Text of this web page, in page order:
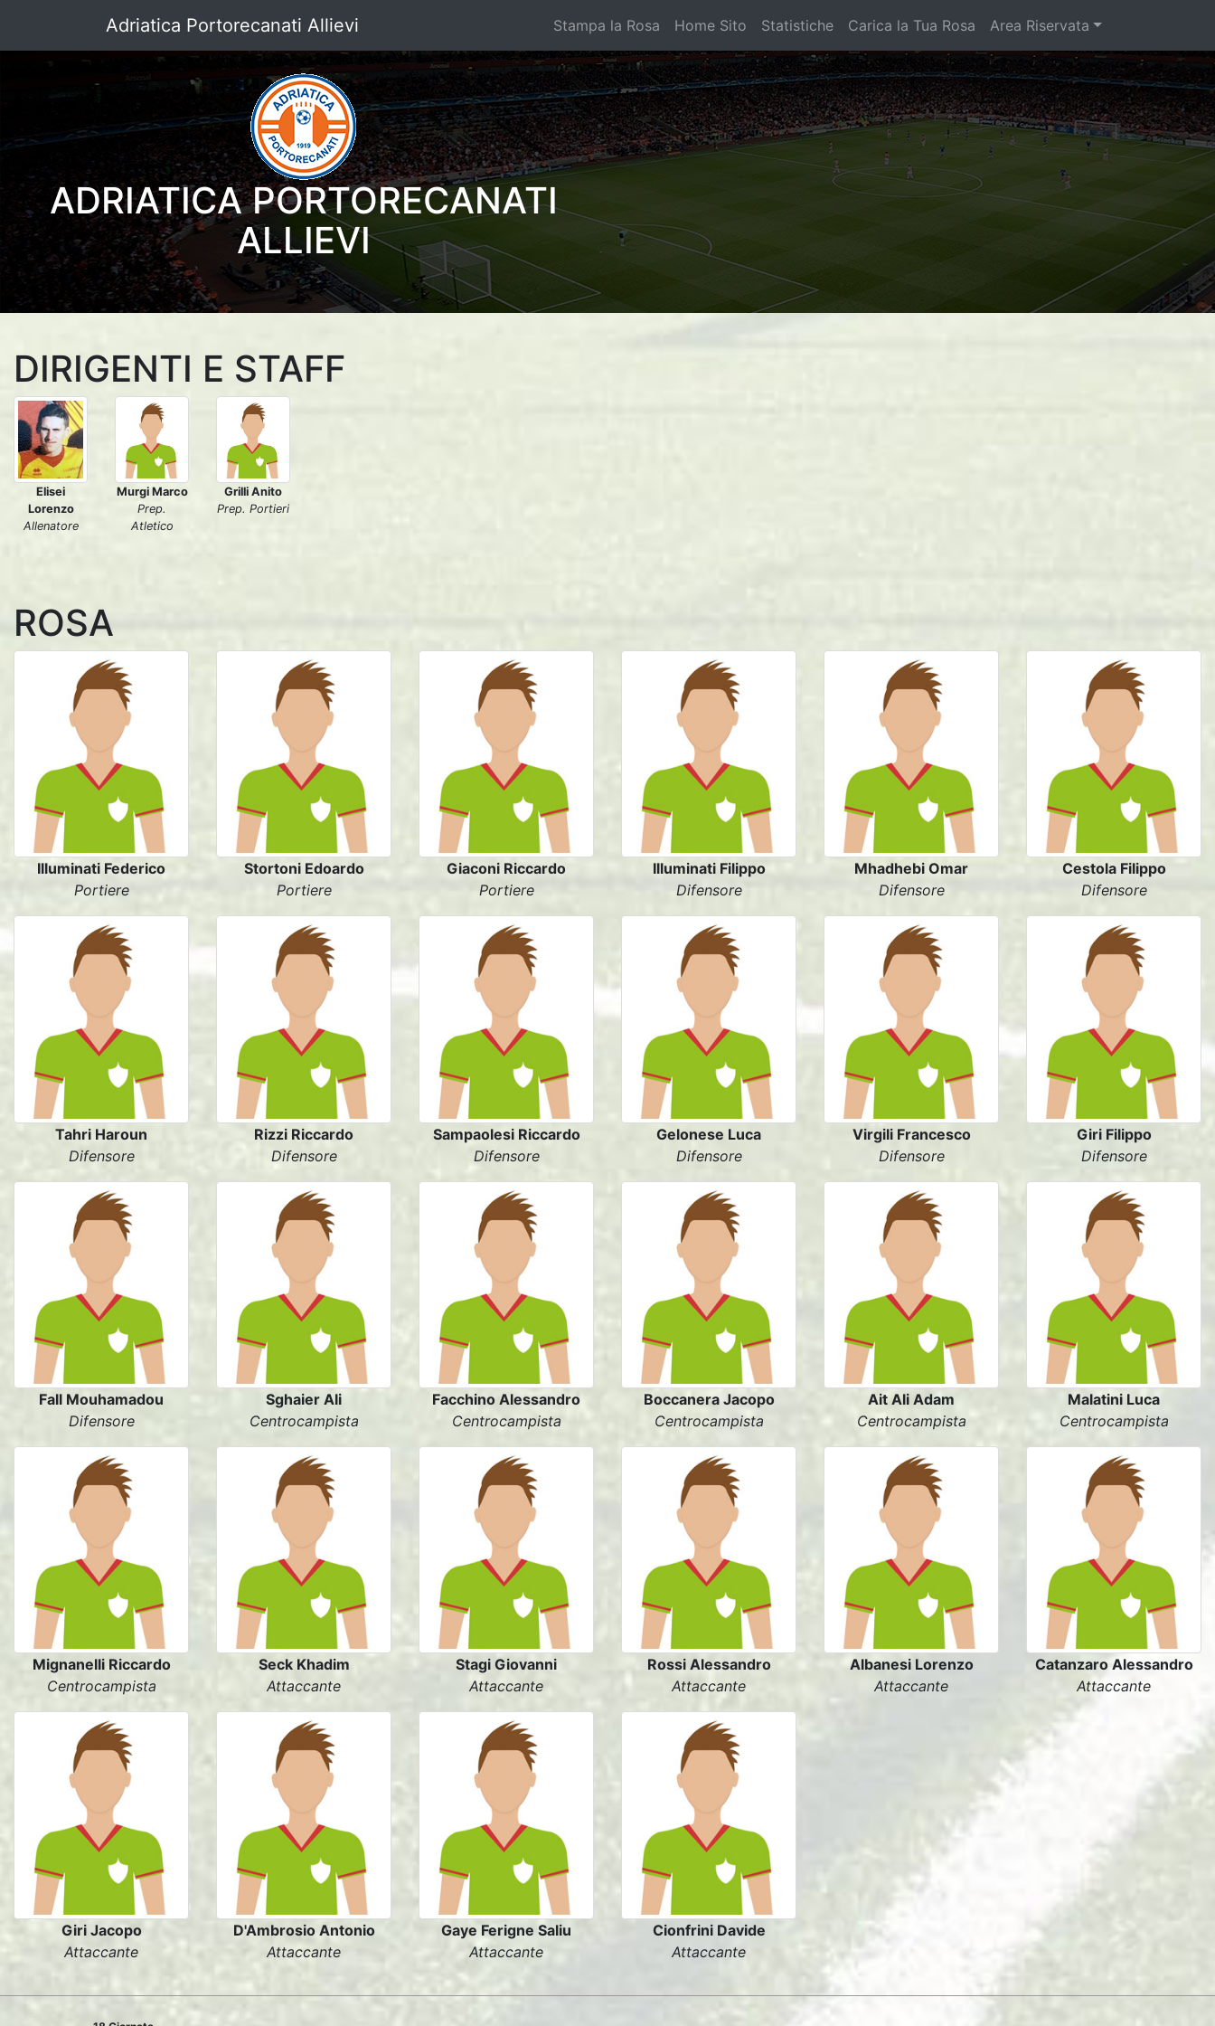
Adriatica Portorecanati Allievi Stampa la Rosa Home Sito Statistiche Carica la Tua Rosa Area Riservata
ADRIATICA PORTORECANATI
ALLIEVI
DIRIGENTI E STAFF
Elisei
Lorenzo
Allenatore
Murgi Marco
Prep.
Atletico
Grilli Anito
Prep. Portieri
ROSA
Illuminati Federico
Portiere
Stortoni Edoardo
Portiere
Giaconi Riccardo
Portiere
Illuminati Filippo
Difensore
Mhadhebi Omar
Difensore
Cestola Filippo
Difensore
Tahri Haroun
Difensore
Rizzi Riccardo
Difensore
Sampaolesi Riccardo
Difensore
Gelonese Luca
Difensore
Virgili Francesco
Difensore
Giri Filippo
Difensore
Fall Mouhamadou
Difensore
Sghaier Ali
Centrocampista
Facchino Alessandro
Centrocampista
Boccanera Jacopo
Centrocampista
Ait Ali Adam
Centrocampista
Malatini Luca
Centrocampista
Mignanelli Riccardo
Centrocampista
Seck Khadim
Attaccante
Stagi Giovanni
Attaccante
Rossi Alessandro
Attaccante
Albanesi Lorenzo
Attaccante
Catanzaro Alessandro
Attaccante
Giri Jacopo
Attaccante
D'Ambrosio Antonio
Attaccante
Gaye Ferigne Saliu
Attaccante
Cionfrini Davide
Attaccante